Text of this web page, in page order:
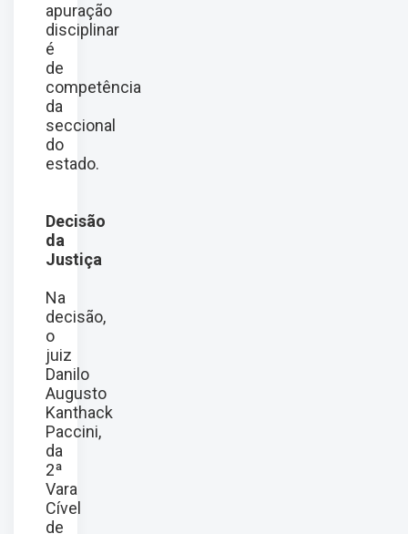
apuração
disciplinar
é
de
competência
da
seccional
do
estado.
Decisão
da
Justiça
Na
decisão,
o
juiz
Danilo
Augusto
Kanthack
Paccini,
da
2ª
Vara
Cível
de